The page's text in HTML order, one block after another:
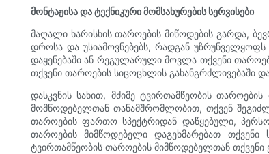
მონტაჟისა და ტექნიკური მომსახურების სერვისები
მაღალი ხარისხის თაროების მიწოდების გარდა,
დროსა და უსიამოვნებებს, რადგან
დაყენებაში ან რეგულარული მოვლა თქვენი
თქვენი თაროების სიცოცხლის გახანგრძლივებაში
დასკვნის სახით, მძიმე ტვირთამწეობის
მომწოდებელთან თანამშრომლობით, თქვენ
თაროების ფართო სპექტრიდან დაწყებული,
თაროების მიმწოდებელი დაგეხმარებათ თქვენი
ტვირთამწეობის თაროების მიმწოდებელთან თქვენი